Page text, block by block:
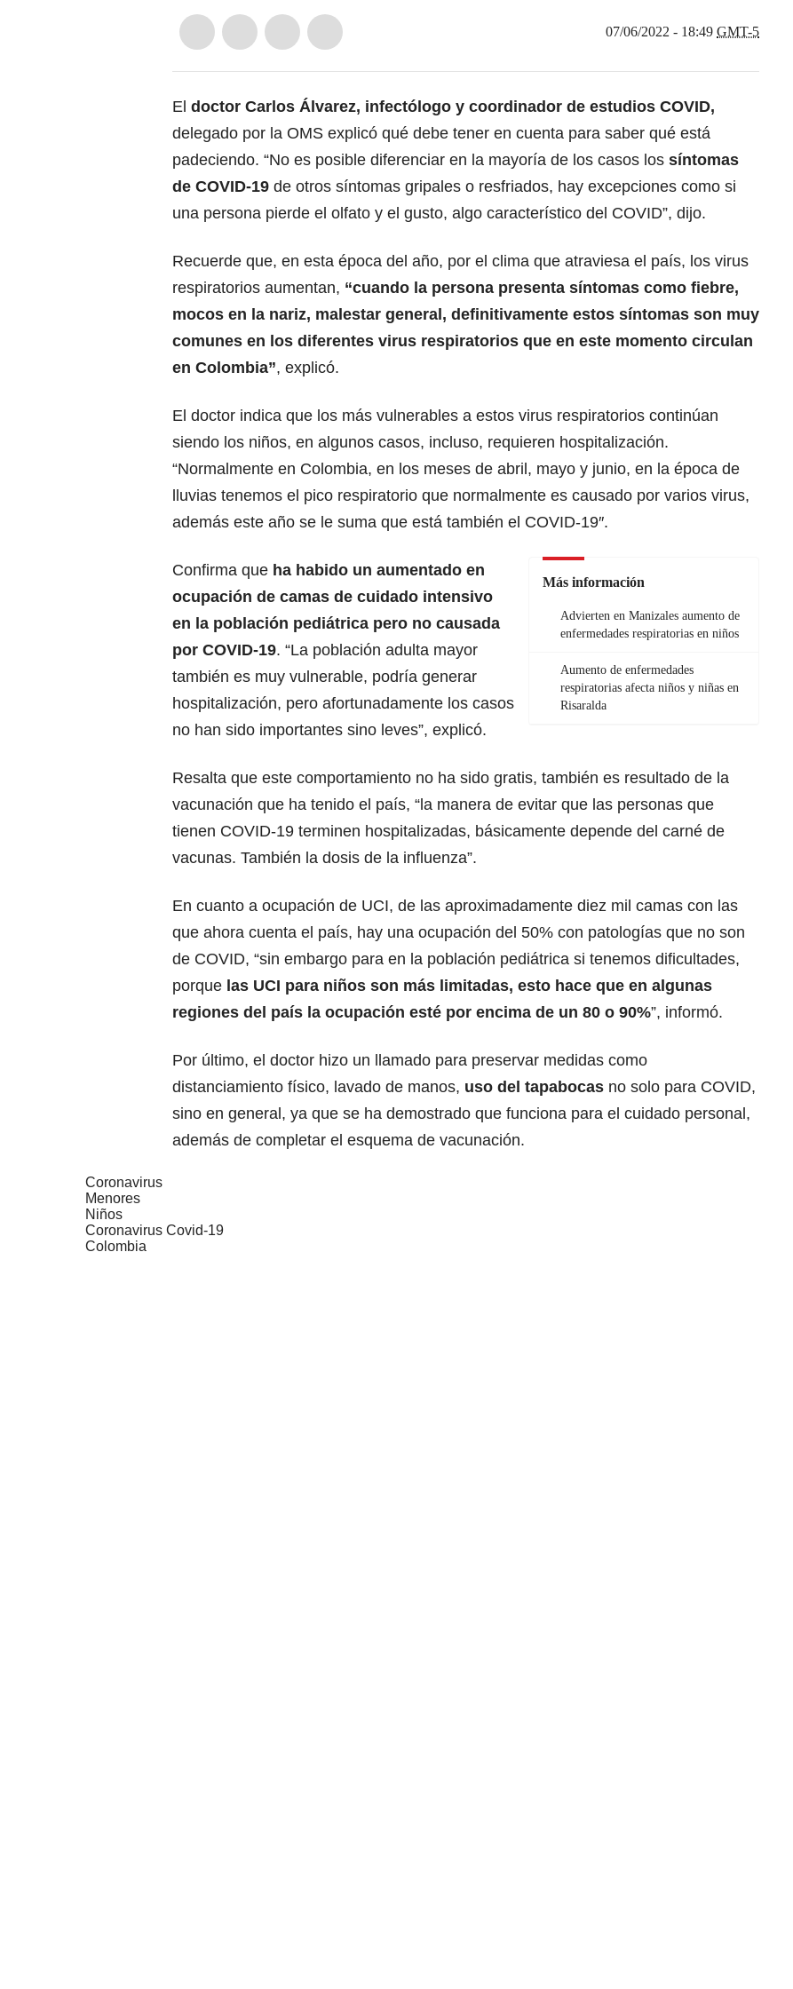
07/06/2022 - 18:49 GMT-5
El doctor Carlos Álvarez, infectólogo y coordinador de estudios COVID,
delegado por la OMS explicó qué debe tener en cuenta para saber qué está
padeciendo. “No es posible diferenciar en la mayoría de los casos los síntomas
de COVID-19 de otros síntomas gripales o resfriados, hay excepciones como si
una persona pierde el olfato y el gusto, algo característico del COVID”, dijo.
Recuerde que, en esta época del año, por el clima que atraviesa el país, los virus
respiratorios aumentan, “cuando la persona presenta síntomas como fiebre,
mocos en la nariz, malestar general, definitivamente estos síntomas son muy
comunes en los diferentes virus respiratorios que en este momento circulan
en Colombia”, explicó.
El doctor indica que los más vulnerables a estos virus respiratorios continúan
siendo los niños, en algunos casos, incluso, requieren hospitalización.
“Normalmente en Colombia, en los meses de abril, mayo y junio, en la época de
lluvias tenemos el pico respiratorio que normalmente es causado por varios virus,
además este año se le suma que está también el COVID-19″.
Más información
Advierten en Manizales aumento de
enfermedades respiratorias en niños
Aumento de enfermedades
respiratorias afecta niños y niñas en
Risaralda
Confirma que ha habido un aumentado en
ocupación de camas de cuidado intensivo
en la población pediátrica pero no causada
por COVID-19. “La población adulta mayor
también es muy vulnerable, podría generar
hospitalización, pero afortunadamente los casos
no han sido importantes sino leves”, explicó.
Resalta que este comportamiento no ha sido gratis, también es resultado de la
vacunación que ha tenido el país, “la manera de evitar que las personas que
tienen COVID-19 terminen hospitalizadas, básicamente depende del carné de
vacunas. También la dosis de la influenza”.
En cuanto a ocupación de UCI, de las aproximadamente diez mil camas con las
que ahora cuenta el país, hay una ocupación del 50% con patologías que no son
de COVID, “sin embargo para en la población pediátrica si tenemos dificultades,
porque las UCI para niños son más limitadas, esto hace que en algunas
regiones del país la ocupación esté por encima de un 80 o 90%”, informó.
Por último, el doctor hizo un llamado para preservar medidas como
distanciamiento físico, lavado de manos, uso del tapabocas no solo para COVID,
sino en general, ya que se ha demostrado que funciona para el cuidado personal,
además de completar el esquema de vacunación.
Coronavirus
Menores
Niños
Coronavirus Covid-19
Colombia